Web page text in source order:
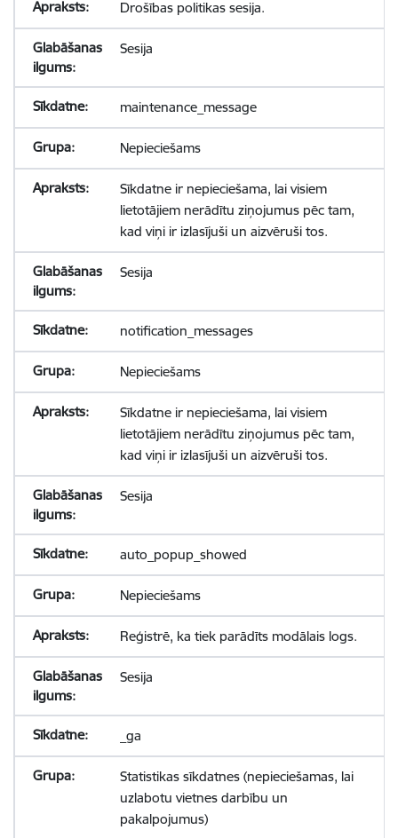
Drošības politikas sesija.
Sesija
maintenance_message
Nepieciešams
Sīkdatne ir nepieciešama, lai visiem
lietotājiem nerādītu ziņojumus pēc tam,
kad viņi ir izlasījuši un aizvēruši tos.
Sesija
notification_messages
Nepieciešams
Sīkdatne ir nepieciešama, lai visiem
lietotājiem nerādītu ziņojumus pēc tam,
kad viņi ir izlasījuši un aizvēruši tos.
Sesija
auto_popup_showed
Nepieciešams
Reģistrē, ka tiek parādīts modālais logs.
Sesija
_ga
Statistikas sīkdatnes (nepieciešamas, lai
uzlabotu vietnes darbību un
pakalpojumus)